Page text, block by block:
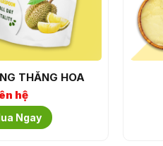
THĂNG HOA
hệ
Ngay